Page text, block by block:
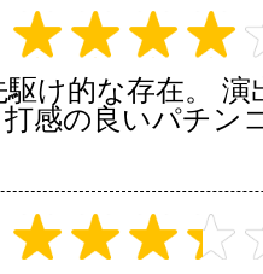
駆け的な存在。
感の良いパチン